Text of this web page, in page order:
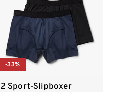
-33%
2 Sport-Slipboxer